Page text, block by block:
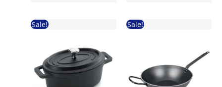
Sale! Sale!